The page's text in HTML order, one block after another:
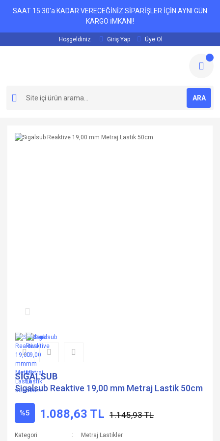
SAAT 15:30'a KADAR VERECEĞİNİZ SİPARİŞLER İÇİN AYNI GÜN
KARGO İMKANI!
Hoşgeldiniz Giriş Yap Üye Ol
ARA
SİGALSUB
Sigalsub Reaktive 19,00 mm Metraj Lastik 50cm
%5 1.088,63 TL 1.145,93 TL
Kategori Metraj Lastikler